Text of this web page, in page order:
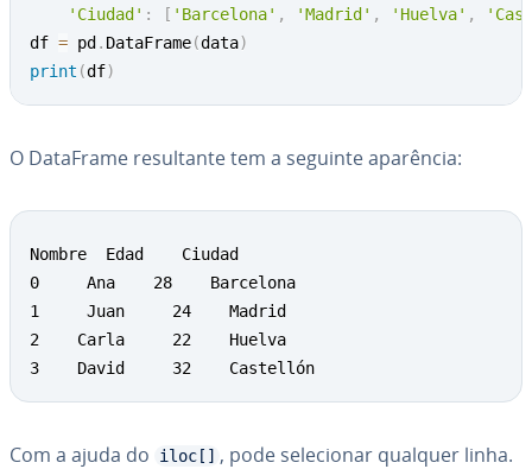
'Ciudad' : [ 'Barcelona' , 'Madrid' , 'Huelva' ,
df = pd . DataFrame(data)
print (df)
O DataFrame re­sul­tante tem a seguinte aparência:
Nombre  Edad    Ciudad
0     Ana    28    Barcelona
1     Juan     24    Madrid
2    Carla     22    Huelva
3    David     32    Castellón
Com a ajuda do iloc[] , pode se­le­ci­o­nar qualquer linha.